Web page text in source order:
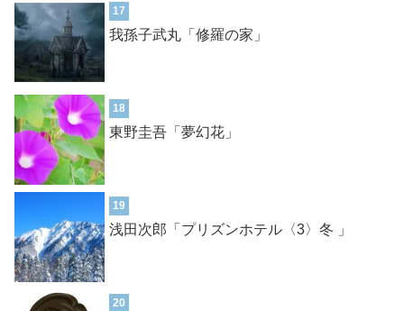
17
我孫子武丸「修羅の家」
18
東野圭吾「夢幻花」
19
浅田次郎「プリズンホテル〈3〉冬 」
20